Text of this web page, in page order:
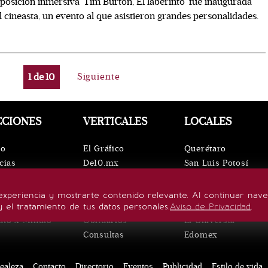
cineasta, un evento al que asistieron grandes personalidades.
1de10 Siguiente
y mostrarte contenido relevante. Al continuar
el tratamiento de tus datos personales.Aviso de Privacidad.
de vida
x Minuto
VERTICALES
El Gráfico
De10.mx
Confabulario
Aviso Oportuno
Obituarios
Consultas
LOCALES
Querétaro
San Luis Potosí
Puebla
Hidalgo
El Universal
Edomex